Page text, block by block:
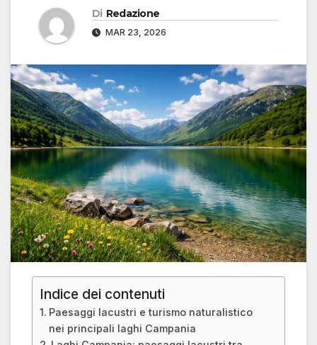
Di Redazione
MAR 23, 2026
Indice dei contenuti
Paesaggi lacustri e turismo naturalistico
nei principali laghi Campania